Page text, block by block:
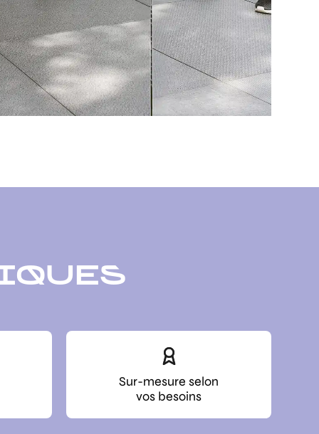
Sur-mesure selon
vos besoins